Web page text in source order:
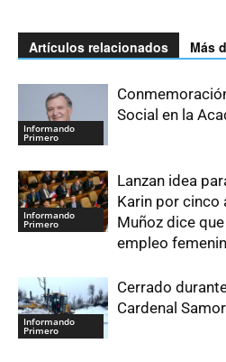
Artículos relacionados Más
Informando
Primero
Social en la
Informando
Primero
Lanzan idea
Karin por cinco
Muñoz dice
empleo
Informando
Primero
Cerrado
Cardenal